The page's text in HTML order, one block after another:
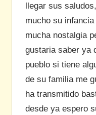
llegar sus
mucho su
mucha nostalgia
gustaria saber ya
pueblo si tiene
de su familia me
ha transmitido
desde ya espero